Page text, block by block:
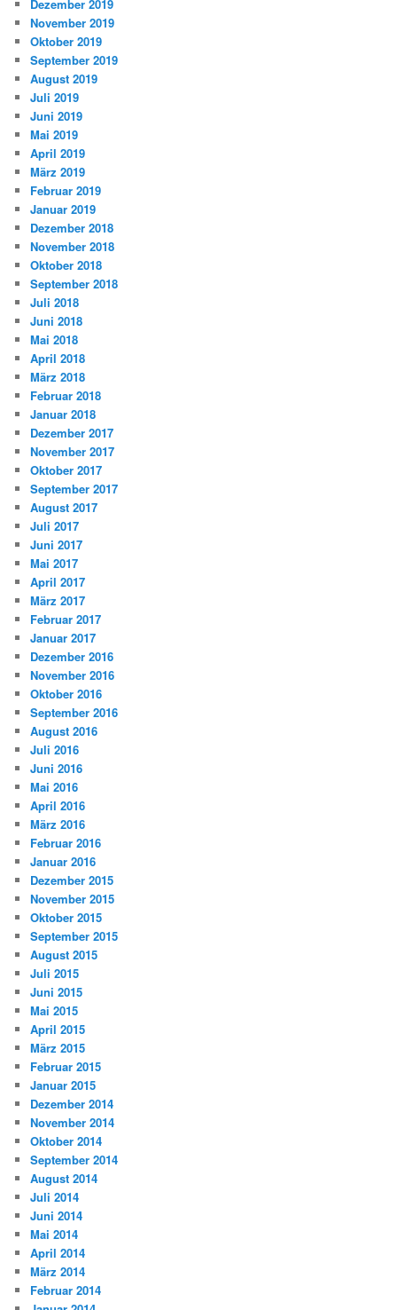
Dezember 2019
November 2019
Oktober 2019
September 2019
August 2019
Juli 2019
Juni 2019
Mai 2019
April 2019
März 2019
Februar 2019
Januar 2019
Dezember 2018
November 2018
Oktober 2018
September 2018
Juli 2018
Juni 2018
Mai 2018
April 2018
März 2018
Februar 2018
Januar 2018
Dezember 2017
November 2017
Oktober 2017
September 2017
August 2017
Juli 2017
Juni 2017
Mai 2017
April 2017
März 2017
Februar 2017
Januar 2017
Dezember 2016
November 2016
Oktober 2016
September 2016
August 2016
Juli 2016
Juni 2016
Mai 2016
April 2016
März 2016
Februar 2016
Januar 2016
Dezember 2015
November 2015
Oktober 2015
September 2015
August 2015
Juli 2015
Juni 2015
Mai 2015
April 2015
März 2015
Februar 2015
Januar 2015
Dezember 2014
November 2014
Oktober 2014
September 2014
August 2014
Juli 2014
Juni 2014
Mai 2014
April 2014
März 2014
Februar 2014